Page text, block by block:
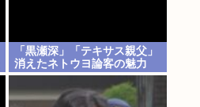
「黒瀬深」「テキサス親父」
消えたネトウヨ論客の魅力